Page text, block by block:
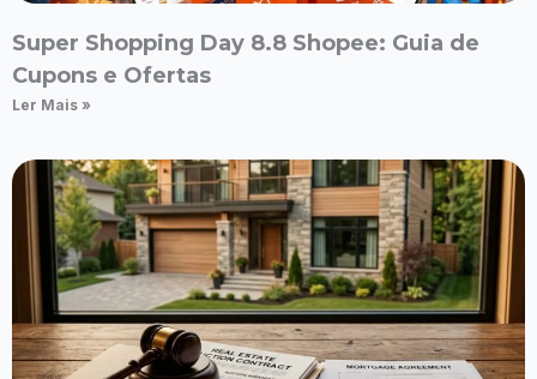
Super Shopping Day 8.8 Shopee: Guia de
Cupons e Ofertas
Ler Mais »